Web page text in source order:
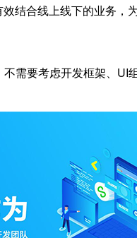
结合线上线下的业务，
需要考虑开发框架、UI